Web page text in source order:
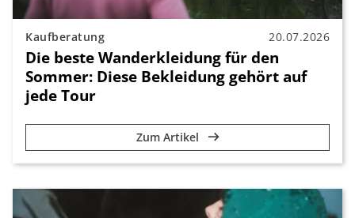
Kaufberatung 20.07.2026
Die beste Wanderkleidung für den
Sommer: Diese Bekleidung gehört auf
jede Tour
Zum Artikel